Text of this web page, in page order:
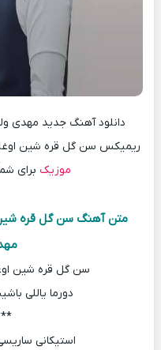
ریمیکس سن گل قره شین
موزیک برای
متن آهنگ سن گل قره شین
سن گل قره شین
دورما یاللی
استیکانی